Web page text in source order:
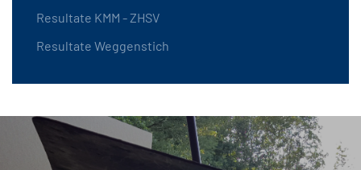
Resultate KMM - ZHSV
Resultate Weggenstich